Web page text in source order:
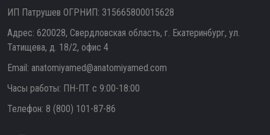
ИП Патрушев ОГРНИП: 315665800015628
Адрес: 620028, Свердловская область, г. Екатеринбург, ул.
Татищева, д. 18/2, офис 4
Email: anatomiyamed@anatomiyamed.com
Часы работы: ПН-ПТ с 9:00-18:00
Телефон: 8 (800) 101-87-86